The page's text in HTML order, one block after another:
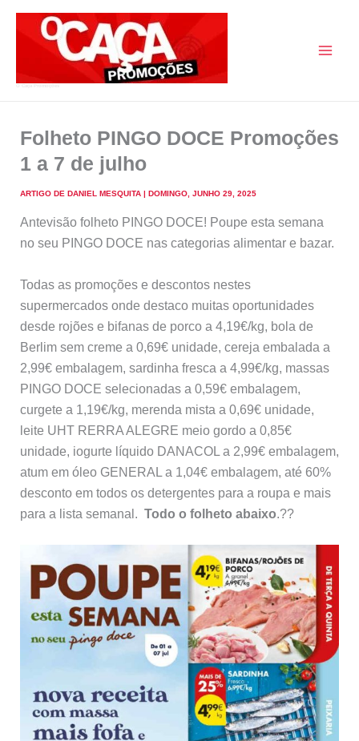
Folheto PINGO DOCE Promoções
1 a 7 de julho
ARTIGO DE DANIEL MESQUITA | DOMINGO, JUNHO 29, 2025
Antevisão folheto PINGO DOCE! Poupe esta semana
no seu PINGO DOCE nas categorias alimentar e bazar.
Todas as promoções e descontos nestes
supermercados onde destaco muitas oportunidades
desde rojões e bifanas de porco a 4,19€/kg, bola de
Berlim sem creme a 0,69€ unidade, cereja embalada a
2,99€ embalagem, sardinha fresca a 4,99€/kg, massas
PINGO DOCE selecionadas a 0,59€ embalagem,
curgete a 1,19€/kg, merenda mista a 0,69€ unidade,
leite UHT RERRA ALEGRE meio gordo a 0,85€
unidade, iogurte líquido DANACOL a 2,99€ embalagem,
atum em óleo GENERAL a 1,04€ embalagem, até 60%
desconto em todos os detergentes para a roupa e mais
para a lista semanal. Todo o folheto abaixo.??